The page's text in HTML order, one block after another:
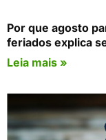
Por que agosto
feriados explica
Leia mais »